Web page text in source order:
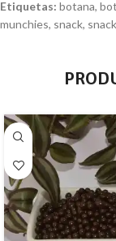
Etiquetas: botana,
munchies, snack,